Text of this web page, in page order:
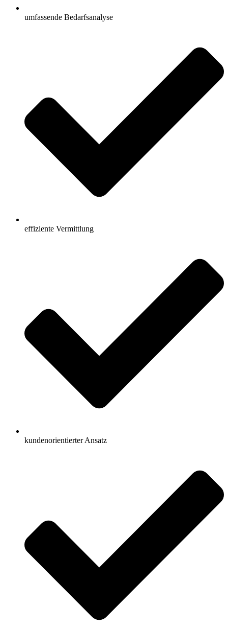
umfassende Bedarfsanalyse
effiziente Vermittlung
kundenorientierter Ansatz